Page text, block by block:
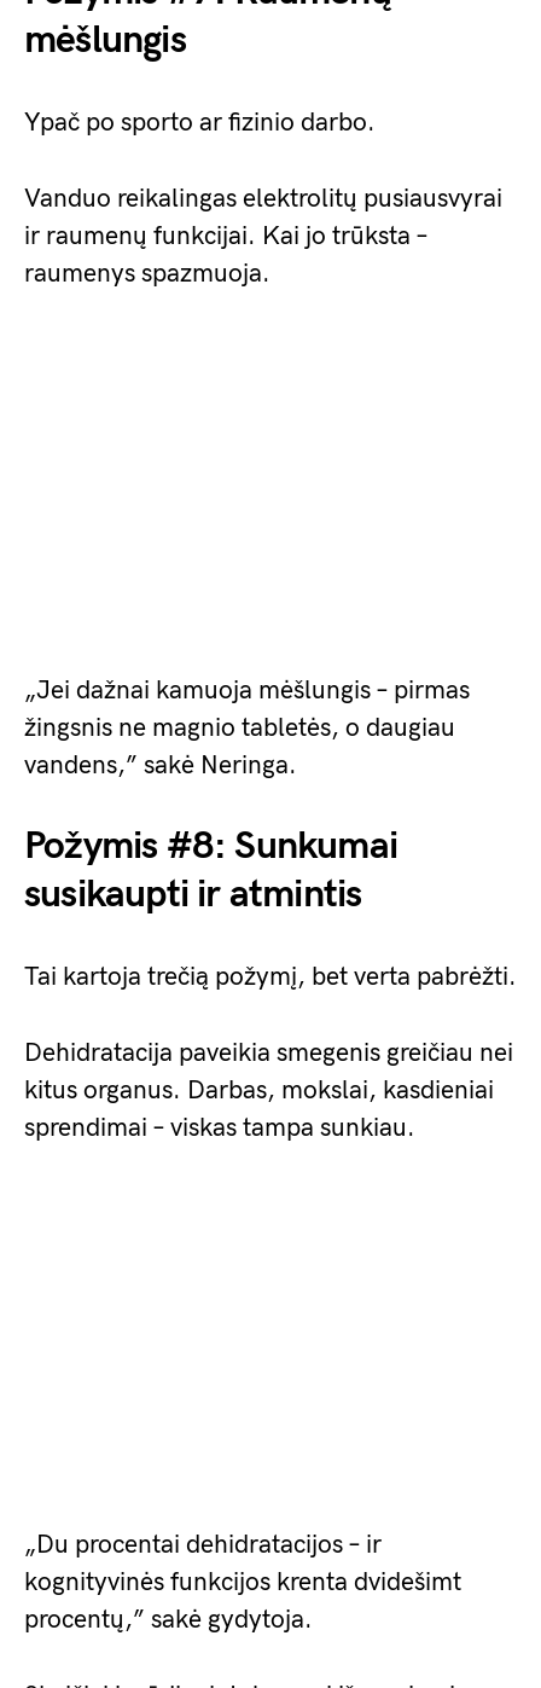
mėšlungis
Ypač po sporto ar fizinio darbo.
Vanduo reikalingas elektrolitų pusiausvyrai
ir raumenų funkcijai. Kai jo trūksta –
raumenys spazmuoja.
„Jei dažnai kamuoja mėšlungis – pirmas
žingsnis ne magnio tabletės, o daugiau
vandens,” sakė Neringa.
Požymis #8: Sunkumai
susikaupti ir atmintis
Tai kartoja trečią požymį, bet verta pabrėžti.
Dehidratacija paveikia smegenis greičiau nei
kitus organus. Darbas, mokslai, kasdieniai
sprendimai – viskas tampa sunkiau.
„Du procentai dehidratacijos – ir
kognityvinės funkcijos krenta dvidešimt
procentų,” sakė gydytoja.